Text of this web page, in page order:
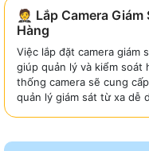
🤵 Lắp Camera
Hàng
Việc lắp đặt camera giám
giúp quản lý và kiểm soát
thống camera sẽ cung
quản lý giám sát từ xa dễ